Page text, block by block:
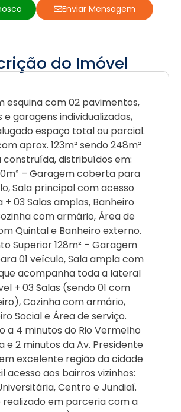
Enviar Mensagem
do Imóvel
esquina com 02 pavimentos,
e garagens individualizadas,
espaço total ou parcial.
aprox. 123m² sendo 248m²
construída, distribuídos em:
– Garagem coberta para
Sala principal com acesso
+ 03 Salas amplas, Banheiro
com armário, Área de
Quintal e Banheiro externo.
Superior 128m² – Garagem
01 veículo, Sala ampla com
acompanha toda a lateral
+ 03 Salas (sendo 01 com
Cozinha com armário,
Social e Área de serviço.
a 4 minutos do Rio Vermelho
e 2 minutos da Av. Presidente
excelente região da cidade
acesso aos bairros vizinhos:
Centro e Jundiaí.
realizado em parceria com a